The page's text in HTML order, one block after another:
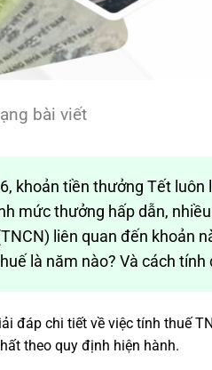
bài viết
khoản tiền thưởng Tết
mức thưởng hấp dẫn,
liên quan đến khoản
là năm nào? Và cách
đáp chi tiết về việc tính thuế
theo quy định hiện hành.